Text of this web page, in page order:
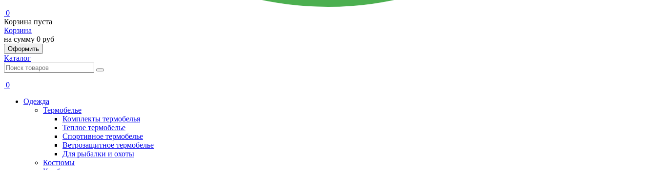
0
Корзина пуста
Корзина
на сумму 0 руб
Оформить
Каталог
0
Одежда
Термобелье
Комплекты термобелья
Теплое термобелье
Спортивное термобелье
Ветрозащитное термобелье
Для рыбалки и охоты
Костюмы